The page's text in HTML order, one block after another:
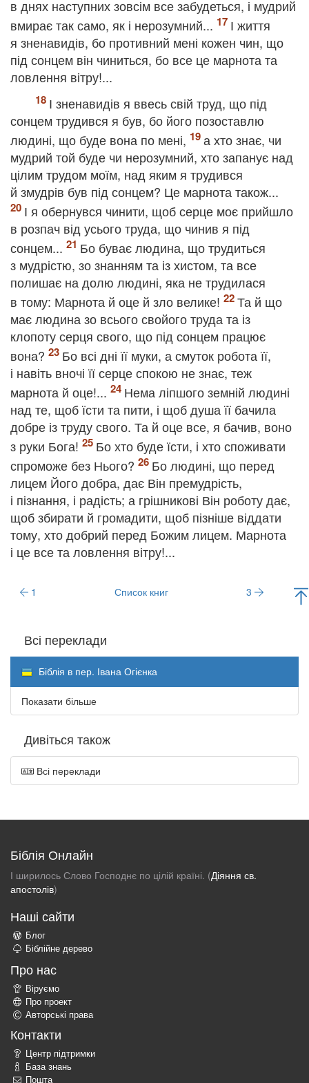
в днях наступних зовсім все забудеться, і мудрий
вмирає так само, як і нерозумний...
І життя
я зненавидів, бо противний мені кожен чин, що
під сонцем він чиниться, бо все це марнота та
ловлення вітру!...
І зненавидів я ввесь свій труд, що під
сонцем трудився я був, бо його позоставлю
людині, що буде вона по мені,
а хто знає, чи
мудрий той буде чи нерозумний, хто запанує над
цілим трудом моїм, над яким я трудився
й змудрів був під сонцем? Це марнота також...
І я обернувся чинити, щоб серце моє прийшло
в розпач від усього труда, що чинив я під
сонцем...
Бо буває людина, що трудиться
з мудрістю, зо знанням та із хистом, та все
полишає на долю людині, яка не трудилася
в тому: Марнота й оце й зло велике!
Та й що
має людина зо всього свойого труда та із
клопоту серця свого, що під сонцем працює
вона?
Бо всі дні її муки, а смуток робота її,
і навіть вночі її серце спокою не знає, теж
марнота й оце!...
Нема ліпшого земній людині
над те, щоб їсти та пити, і щоб душа її бачила
добре із труду свого. Та й оце все, я бачив, воно
з руки Бога!
Бо хто буде їсти, і хто споживати
спроможе без Нього?
Бо людині, що перед
лицем Його добра, дає Він премудрість,
і пізнання, і радість; а грішникові Він роботу дає,
щоб збирати й громадити, щоб пізніше віддати
тому, хто добрий перед Божим лицем. Марнота
і це все та ловлення вітру!...
1 Список книг 3
Всі переклади
Біблія в пер. Івана Огієнка
Показати більше
Дивіться також
Всі переклади
Біблія Онлайн
І ширилось Слово Господнє по цілій країні. (Діяння св.
апостолів)
Наші сайти
Блог
Біблійне дерево
Про нас
Віруємо
Про проект
Авторські права
Контакти
Центр підтримки
База знань
Пошта